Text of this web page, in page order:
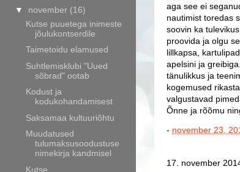
aga see ei
nautimist toredas
soovin ka
proovida ja olgu
lillkapsa,
apelsini ja
tänulikkus ja
kogemused
valgustavad
Õnne ja rõõmu
- november 23,
17. november
▼ november (16)
Kutse puuetega inimeste
jõulukontserdile
Taimetoidu elamused
Suhtlemisklubi "Uued
sõbrad" ootab
Kodust ja
kodukohandamisest
Saksamaa kultuuriõhtu
Muudatused
tulumaksusoodustuse
nimekirja kandmisel
Kutse